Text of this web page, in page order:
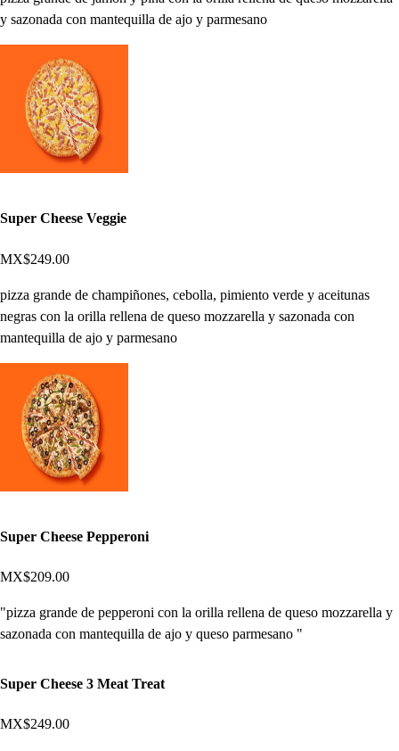
y sazonada con mantequilla de ajo y parmesano
Super Cheese Veggie
MX$249.00
pizza grande de champiñones, cebolla, pimiento verde y aceitunas
negras con la orilla rellena de queso mozzarella y sazonada con
mantequilla de ajo y parmesano
Super Cheese Pepperoni
MX$209.00
"pizza grande de pepperoni con la orilla rellena de queso mozzarella y
sazonada con mantequilla de ajo y queso parmesano "
Super Cheese 3 Meat Treat
MX$249.00